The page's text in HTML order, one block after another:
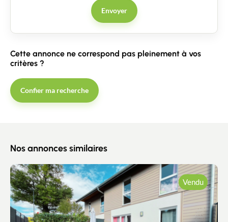
Envoyer
Cette annonce ne correspond pas pleinement à vos
critères ?
Confier ma recherche
Nos annonces similaires
Vendu